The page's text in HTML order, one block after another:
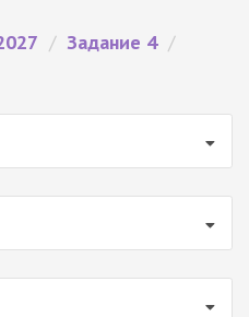
/ Задание 4 /